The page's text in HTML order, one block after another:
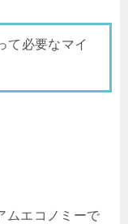
て必要なマイ
ムエコノミーで